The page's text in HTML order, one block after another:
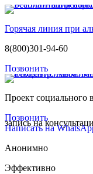
Горячая линия при
8(800)301-94-60
Позвонить
Проект социального
Позвонить
запись на
Написать на
Анонимно
Эффективно